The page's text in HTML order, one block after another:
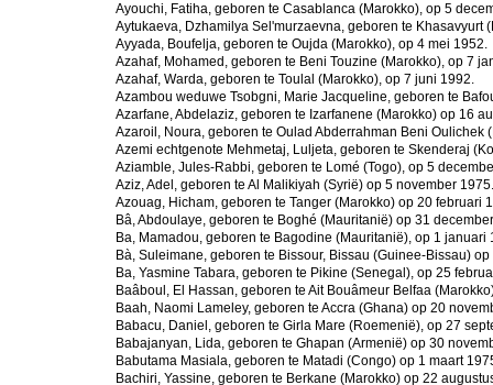
Ayouchi, Fatiha, geboren te Casablanca (Marokko), op 5
Aytukaeva, Dzhamilya Sel'murzaevna, geboren te Khasavyurt
Ayyada, Boufelja, geboren te Oujda (Marokko), op 4 mei 1952.
Azahaf, Mohamed, geboren te Beni Touzine (Marokko), op 7
Azahaf, Warda, geboren te Toulal (Marokko), op 7 juni 1992.
Azambou weduwe Tsobgni, Marie Jacqueline, geboren te
Azarfane, Abdelaziz, geboren te Izarfanene (Marokko) op 16
Azaroil, Noura, geboren te Oulad Abderrahman Beni Oulichek
Azemi echtgenote Mehmetaj, Luljeta, geboren te Skenderaj
Aziamble, Jules-Rabbi, geboren te Lomé (Togo), op 5
Aziz, Adel, geboren te Al Malikiyah (Syrië) op 5 november 1975.
Azouag, Hicham, geboren te Tanger (Marokko) op 20 februari
Bâ, Abdoulaye, geboren te Boghé (Mauritanië) op 31
Ba, Mamadou, geboren te Bagodine (Mauritanië), op 1 januari
Bà, Suleimane, geboren te Bissour, Bissau (Guinee-Bissau)
Ba, Yasmine Tabara, geboren te Pikine (Senegal), op 25
Baâboul, El Hassan, geboren te Ait Bouâmeur Belfaa
Baah, Naomi Lameley, geboren te Accra (Ghana) op 20
Babacu, Daniel, geboren te Girla Mare (Roemenië), op 27
Babajanyan, Lida, geboren te Ghapan (Armenië) op 30
Babutama Masiala, geboren te Matadi (Congo) op 1 maart
Bachiri, Yassine, geboren te Berkane (Marokko) op 22